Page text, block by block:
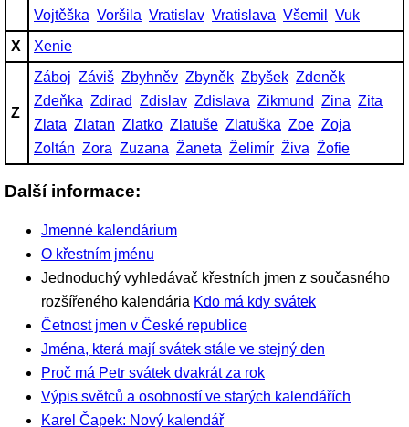
Vojtěška Voršila Vratislav Vratislava Všemil
Vuk
X
Xenie
Z
Záboj Záviš Zbyhněv Zbyněk Zbyšek Zdeněk
Zdeňka Zdirad Zdislav Zdislava Zikmund Zina Zita
Zlata Zlatan Zlatko Zlatuše Zlatuška Zoe Zoja
Zoltán Zora Zuzana Žaneta Želimír Živa Žofie
Další informace:
Jmenné kalendárium
O křestním jménu
Jednoduchý vyhledávač křestních jmen z současného
rozšířeného kalendária Kdo má kdy svátek
Četnost jmen v České republice
Jména, která mají svátek stále ve stejný den
Proč má Petr svátek dvakrát za rok
Výpis světců a osobností ve starých kalendářích
Karel Čapek: Nový kalendář